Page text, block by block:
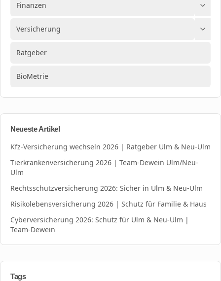
Finanzen
Versicherung
Ratgeber
BioMetrie
Neueste Artikel
Kfz-Versicherung wechseln 2026 | Ratgeber Ulm & Neu-Ulm
Tierkrankenversicherung 2026 | Team-Dewein Ulm/Neu-
Ulm
Rechtsschutzversicherung 2026: Sicher in Ulm & Neu-Ulm
Risikolebensversicherung 2026 | Schutz für Familie & Haus
Cyberversicherung 2026: Schutz für Ulm & Neu-Ulm |
Team-Dewein
Tags